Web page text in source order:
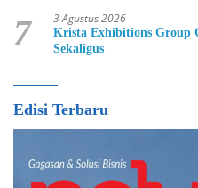
7 3 Agustus 2026
Krista Exhibitions Group
Sekaligus
Edisi Terbaru